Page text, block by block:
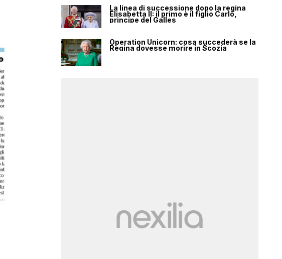
La linea di successione dopo la regina
Elisabetta II: il primo è il figlio Carlo,
principe del Galles
Operation Unicorn: cosa succederà se la
Regina dovesse morire in Scozia